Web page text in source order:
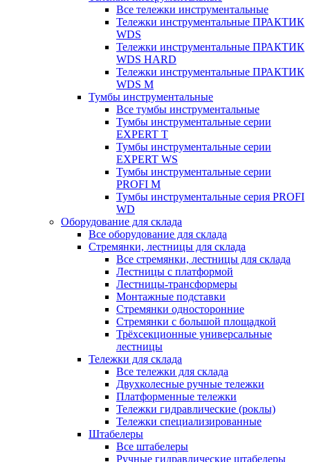
Все тележки инструментальные
Тележки инструментальные ПРАКТИК
WDS
Тележки инструментальные ПРАКТИК
WDS HARD
Тележки инструментальные ПРАКТИК
WDS M
Тумбы инструментальные
Все тумбы инструментальные
Тумбы инструментальные серии
EXPERT T
Тумбы инструментальные серии
EXPERT WS
Тумбы инструментальные серии
PROFI M
Тумбы инструментальные серия PROFI
WD
Оборудование для склада
Все оборудование для склада
Стремянки, лестницы для склада
Все стремянки, лестницы для склада
Лестницы с платформой
Лестницы-трансформеры
Монтажные подставки
Стремянки односторонние
Стремянки с большой площадкой
Трёхсекционные универсальные
лестницы
Тележки для склада
Все тележки для склада
Двухколесные ручные тележки
Платформенные тележки
Тележки гидравлические (роклы)
Тележки специализированные
Штабелеры
Все штабелеры
Ручные гидравлические штабелеры